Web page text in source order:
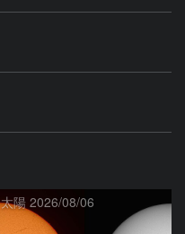
太陽 2026/08/06